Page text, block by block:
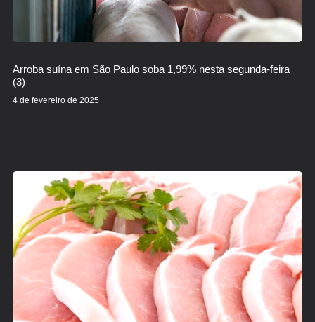
Arroba suína em São Paulo soba 1,99% nesta segunda-feira
(3)
4 de fevereiro de 2025